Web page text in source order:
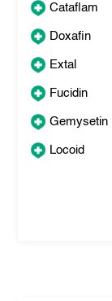
Cataflam
Doxafin
Extal
Fucidin
Gemysetin
Locoid